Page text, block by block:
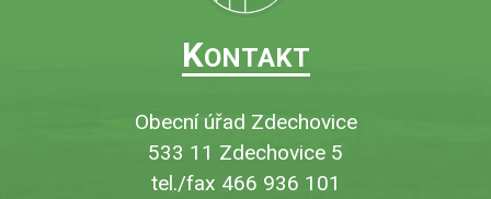
KONTAKT
Obecní úřad Zdechovice
533 11 Zdechovice 5
tel./fax 466 936 101